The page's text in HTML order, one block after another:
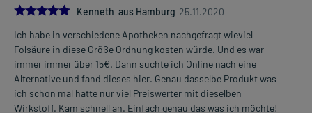
Dosierung und Anwendungshinweise:
1 Tablette
1-3-mal täglich
zu der Mahlzeit
Frauen mit Kinderwunsch und Schwangere
1 Tablette
5.0
Kenneth aus Hamburg 25.11.2020
Ich habe in verschiedene Apotheken nachgefragt wieviel
Folsäure in diese Größe Ordnung kosten würde. Und es war
immer immer über 15€. Dann suchte ich Online nach eine
Alternative und fand dieses hier. Genau dasselbe Produkt was
ich schon mal hatte nur viel Preiswerter mit dieselben
Wirkstoff. Kam schnell an. Einfach genau das was ich möchte!